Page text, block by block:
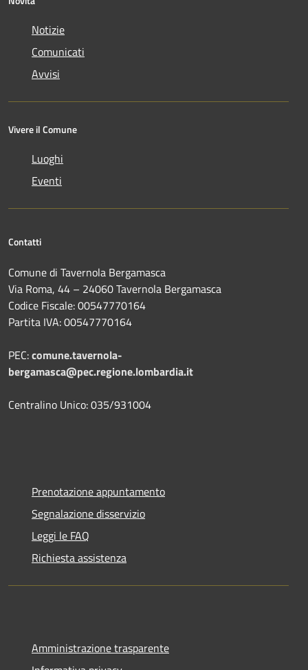
Notizie
Comunicati
Avvisi
Vivere il Comune
Luoghi
Eventi
Contatti
Comune di Tavernola Bergamasca
Via Roma, 44 – 24060 Tavernola Bergamasca
Codice Fiscale: 00547770164
Partita IVA: 00547770164
PEC:comune.tavernola-
bergamasca@pec.regione.lombardia.it
Centralino Unico: 035/931004
Prenotazione appuntamento
Segnalazione disservizio
Leggi le FAQ
Richiesta assistenza
Amministrazione trasparente